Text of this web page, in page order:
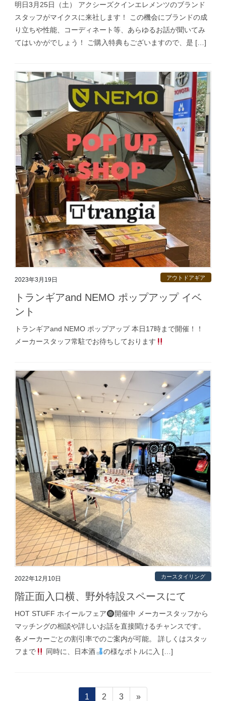
明日3月25日（土） アクシーズクインエレメンツのブランド
スタッフがマイクスに来社します！ この機会にブランドの成
り立ちや性能、コーディネート等、あらゆるお話が聞いてみ
てはいかがでしょう！ ご購入特典もございますので、是 […]
2023年3月19日 アウトドアギア
トランギアand NEMO ポップアップ イベ
ント
トランギアand NEMO ポップアップ 本日17時まで開催！！
メーカースタッフ常駐でお待ちしております
2022年12月10日 カースタイリング
階正面入口横、野外特設スペースにて
HOT STUFF ホイールフェア
開催中 メーカースタッフから
マッチングの相談や詳しいお話を直接聞けるチャンスです。
各メーカーごとの割引率でのご案内が可能。 詳しくはスタッ
フまで
同時に、日本酒 の様なボトルに入 […]
固
1 固
2 固
3 »